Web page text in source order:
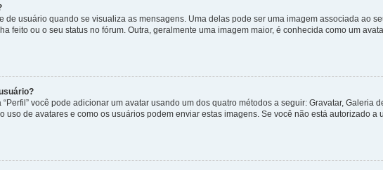
de usuário quando se visualiza as mensagens. Uma delas pode ser uma imagem associada ao
feito ou o seu status no fórum. Outra, geralmente uma imagem maior, é conhecida como um
você pode adicionar um avatar usando um dos quatro métodos a seguir: Gravatar, Galeria
uso de avatares e como os usuários podem enviar estas imagens. Se você não está autorizado